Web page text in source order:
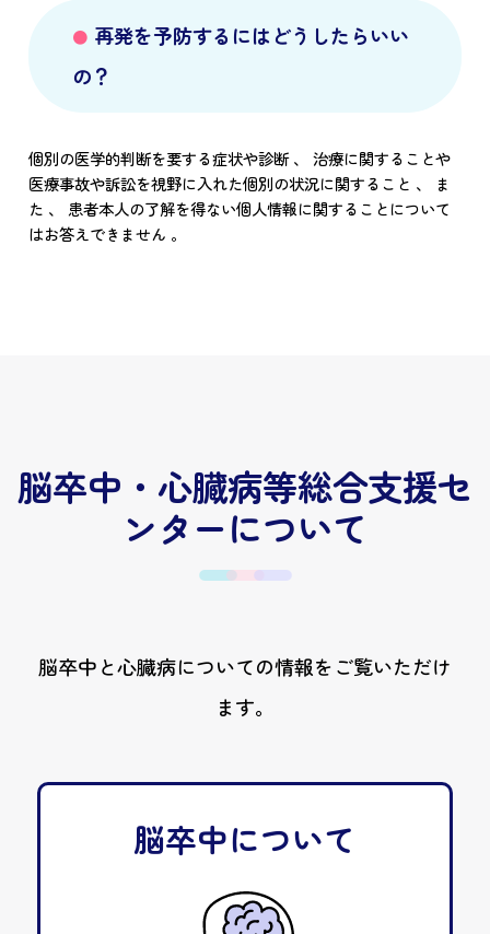
再発を予防するにはどうしたらいい
の？
個別の医学的判断を要する症状や診断 、 治療に関することや
医療事故や訴訟を視野に入れた個別の状況に関すること 、 ま
た 、 患者本人の了解を得ない個人情報に関することについて
はお答えできません 。
脳卒中・心臓病等総合支援セ
ンターについて
脳卒中と心臓病についての情報をご覧いただけ
ます。
脳卒中について